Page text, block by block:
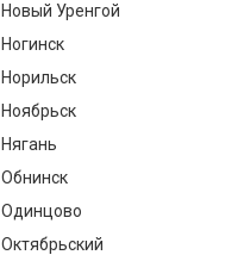
Новый Уренгой
Ногинск
Норильск
Ноябрьск
Нягань
Обнинск
Одинцово
Октябрьский